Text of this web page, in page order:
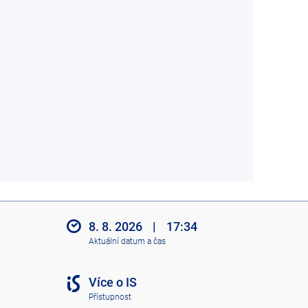
8. 8. 2026 | 17:34
Aktuální datum a čas
Více o IS
Přístupnost